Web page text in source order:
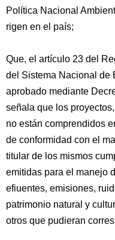
Política Nacional
rigen en el país;
Que, el artículo 23 del
del Sistema Nacional de
aprobado mediante
señala que los
no están comprendidos
de conformidad con el
titular de los mismos
emitidas para el manejo
efiuentes, emisiones,
patrimonio natural y
otros que pudieran